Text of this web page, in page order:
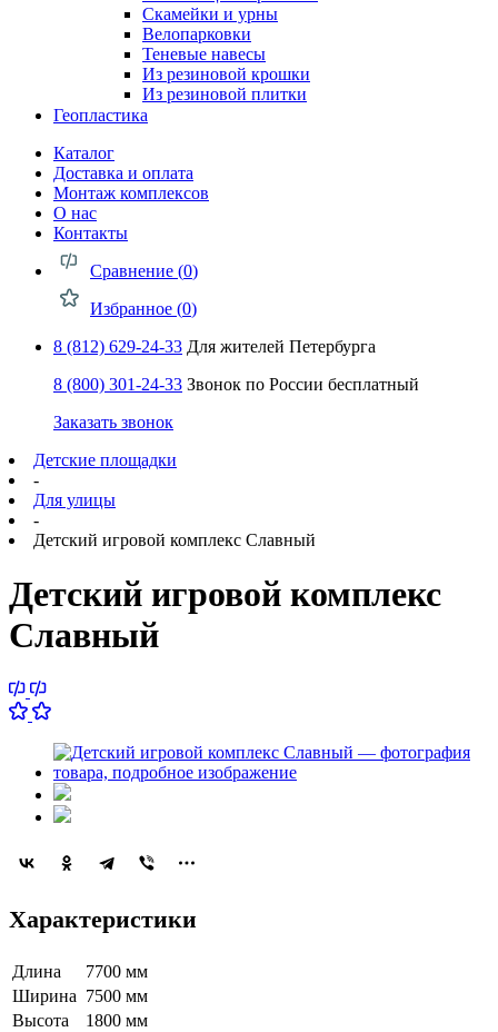
Скамейки и урны
Велопарковки
Теневые навесы
Из резиновой крошки
Из резиновой плитки
Геопластика
Каталог
Доставка и оплата
Монтаж комплексов
О нас
Контакты
Сравнение (0)
Избранное (0)
8 (812) 629-24-33 Для жителей Петербурга
8 (800) 301-24-33 Звонок по России бесплатный
Заказать звонок
Детские площадки
-
Для улицы
-
Детский игровой комплекс Славный
Детский игровой комплекс
Славный
Характеристики
Длина
7700 мм
Ширина 7500 мм
Высота
1800 мм